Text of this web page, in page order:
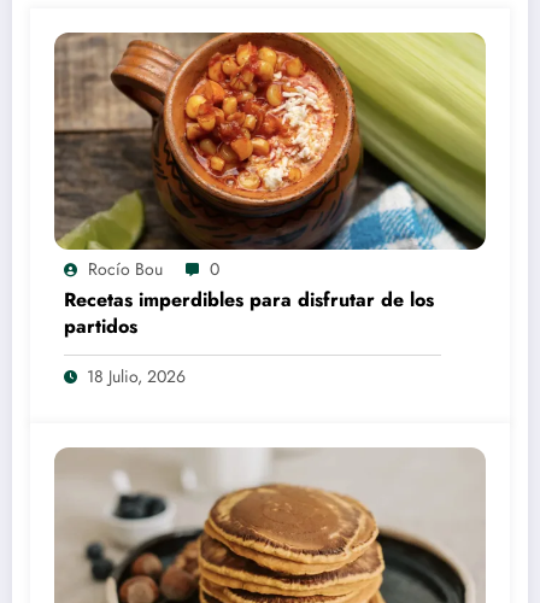
Rocío Bou 0
Recetas imperdibles para disfrutar de los
partidos
18 Julio, 2026